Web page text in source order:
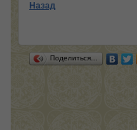
Назад
Поделиться…